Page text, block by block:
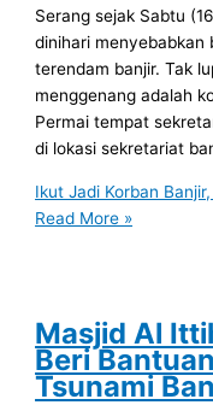
Serang sejak Sabtu
dinihari menyebabkan
terendam banjir. Tak
menggenang adalah
Permai tempat
di lokasi sekretariat
Ikut Jadi Korban
Read More »
Masjid Al
Beri
Tsunami